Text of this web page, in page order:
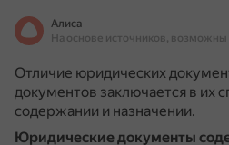
Алиса
Отличие юридических
документов заключается в их
содержании и назначении.
Юридические документы